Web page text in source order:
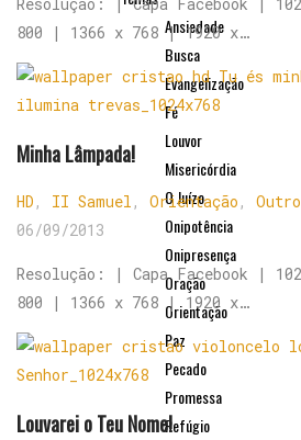
Ansiedade
Busca
Evangelização
Fé
Louvor
Misericórdia
O Juízo
Onipotência
Onipresença
Oração
Orientação
Paz
Pecado
Promessa
Refúgio
800 | 1366 x 768 | 1920 x…
Minha Lâmpada!
HD , II Samuel , Orientação ,
06/09/2013
Resolução: | Capa Facebook |
800 | 1366 x 768 | 1920 x…
Louvarei o Teu Nome!